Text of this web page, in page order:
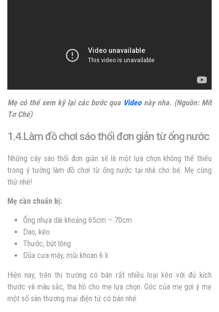
Mẹ có thể xem kỹ lại các bước qua Videonày nha. (Nguồn: Mít
Tơ Chế)
1.4.Làm đồ chơi sáo thổi đơn giản từ ống nước
Những cây sáo thổi đơn giản sẽ là một lựa chọn không thể thiếu
trong ý tưởng làm đồ chơi từ ống nước tại nhà cho bé. Mẹ cùng
thử nhé!
Mẹ cần chuẩn bị:
Ống nhựa dài khoảng 65cm – 70cm
Dao, kéo
Thước, bút lông
Dũa cưa máy, mũi khoan 6 li
Hiện nay, trên thị trường có bán rất nhiều loại kéo với đủ kích
thước và màu sắc, tha hồ cho mẹ lựa chọn. Góc của mẹ gợi ý mẹ
một số sàn thương mại điện tử có bán nhé: